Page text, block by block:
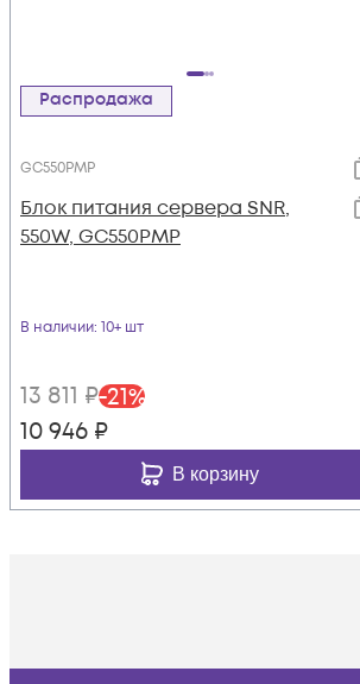
Распродажа
GC550PMP
Блок питания сервера SNR,
550W, GC550PMP
В наличии: 10+ шт
13 811 ₽-21%
10 946 ₽
В корзину